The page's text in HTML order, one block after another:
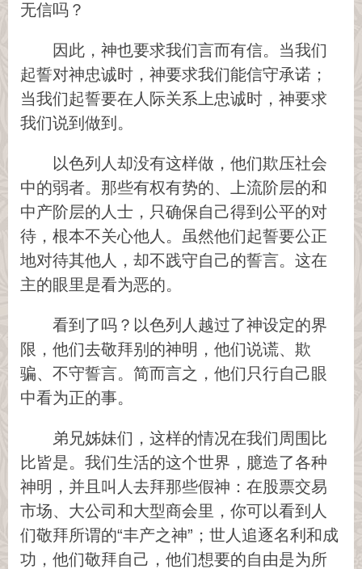
无信吗？
因此，神也要求我们言而有信。当我们
起誓对神忠诚时，神要求我们能信守承诺；
当我们起誓要在人际关系上忠诚时，神要求
我们说到做到。
以色列人却没有这样做，他们欺压社会
中的弱者。那些有权有势的、上流阶层的和
中产阶层的人士，只确保自己得到公平的对
待，根本不关心他人。虽然他们起誓要公正
地对待其他人，却不践守自己的誓言。这在
主的眼里是看为恶的。
看到了吗？以色列人越过了神设定的界
限，他们去敬拜别的神明，他们说谎、欺
骗、不守誓言。简而言之，他们只行自己眼
中看为正的事。
弟兄姊妹们，这样的情况在我们周围比
比皆是。我们生活的这个世界，臆造了各种
神明，并且叫人去拜那些假神：在股票交易
市场、大公司和大型商会里，你可以看到人
们敬拜所谓的“丰产之神”；世人追逐名利和成
功，他们敬拜自己，他们想要的自由是为所